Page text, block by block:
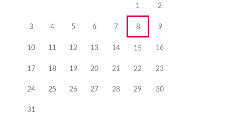
1 2
3 4 5 6 7 8 9
10 11 12 13 14 15 16
17 18 19 20 21 22 23
24 25 26 27 28 29 30
31